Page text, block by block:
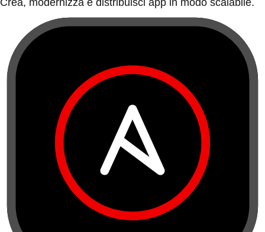
Crea, modernizza e distribuisci app in modo scalabile.